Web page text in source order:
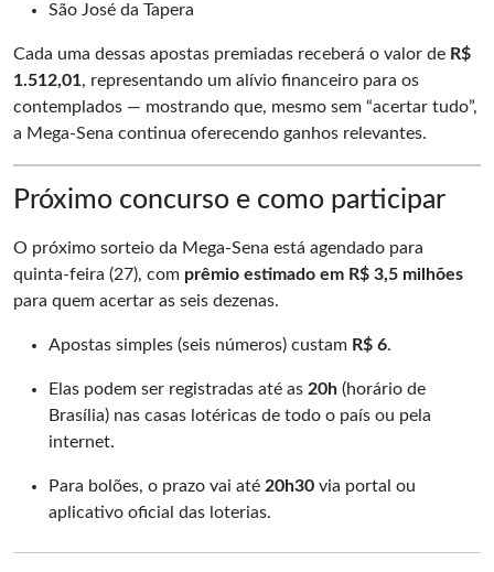
São José da Tapera
Cada uma dessas apostas premiadas receberá o valor de R$
1.512,01, representando um alívio financeiro para os
contemplados — mostrando que, mesmo sem “acertar tudo”,
a Mega-Sena continua oferecendo ganhos relevantes.
Próximo concurso e como participar
O próximo sorteio da Mega-Sena está agendado para
quinta-feira (27), com prêmio estimado em R$ 3,5 milhões
para quem acertar as seis dezenas.
Apostas simples (seis números) custam R$ 6.
Elas podem ser registradas até as 20h (horário de
Brasília) nas casas lotéricas de todo o país ou pela
internet.
Para bolões, o prazo vai até 20h30 via portal ou
aplicativo oficial das loterias.